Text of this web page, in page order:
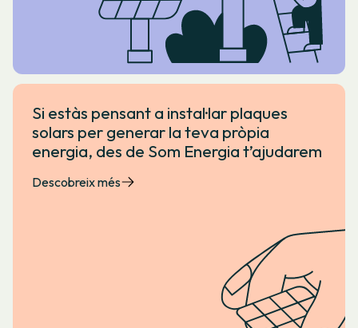
Si estàs pensant a instal·lar plaques
solars per generar la teva pròpia
energia, des de Som Energia t’ajudarem
Descobreix més